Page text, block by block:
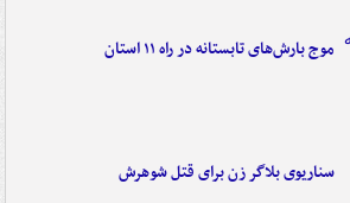
موج بارش‌های تابستانه در راه ۱۱ استان
سناریوی بلاگر زن برای قتل شوهرش